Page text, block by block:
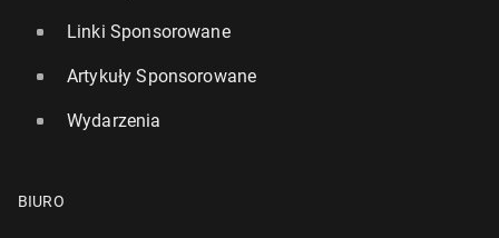
Linki Sponsorowane
Artykuły Sponsorowane
Wydarzenia
BIURO